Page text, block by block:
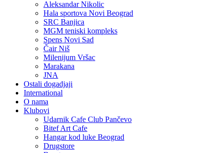
Aleksandar Nikolic
Hala sportova Novi Beograd
SRC Banjica
MGM teniski kompleks
Spens Novi Sad
Čair Niš
Milenijum Vršac
Marakana
JNA
Ostali dogadjaji
International
O nama
Klubovi
Udarnik Cafe Club Pančevo
Bitef Art Cafe
Hangar kod luke Beograd
Drugstore